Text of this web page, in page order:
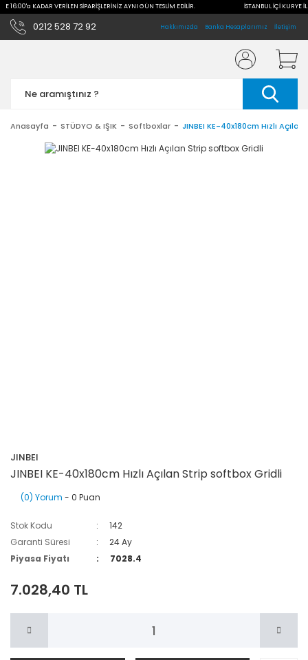
16:00'a KADAR VERİLEN SİPARİŞLERİNİZ AYNI GÜN TESLİM EDİLİR. İSTANBUL İÇİ KURYE
0212 528 72 92 Hakkımızda Banka Hesaplarımız İletişim
Anasayfa STÜDYO & IŞIK Softboxlar JINBEI KE-40x180cm Hızlı
JINBEI
JINBEI KE-40x180cm Hızlı Açılan Strip softbox Gridli
(0) Yorum - 0 Puan
Stok Kodu
142
Garanti Süresi
24 Ay
Piyasa Fiyatı
7028.4
7.028,40 TL